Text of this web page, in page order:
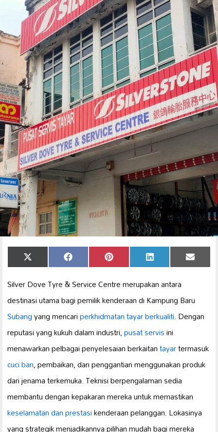
Share
on
X
(Twitter)
Share
on
Facebook Share
on
Pinterest Share
on
LinkedIn Share
on
Email
Silver Dove Tyre & Service Centre merupakan antara
destinasi utama bagi pemilik kenderaan di Kampung Baru
Subangyang mencariperkhidmatan tayar berkualiti. Dengan
reputasi yang kukuh dalam industri,pusat servisini
menawarkan pelbagai penyelesaian berkaitantayartermasuk
cuciban, pembaikan, dan penggantian menggunakan produk
dari jenama terkemuka. Teknisi berpengalaman sedia
membantu dengan kepakaran mereka untuk memastikan
keselamatan dan prestasikenderaan pelanggan. Lokasinya
yang strategik menjadikannya pilihan mudah bagi mereka